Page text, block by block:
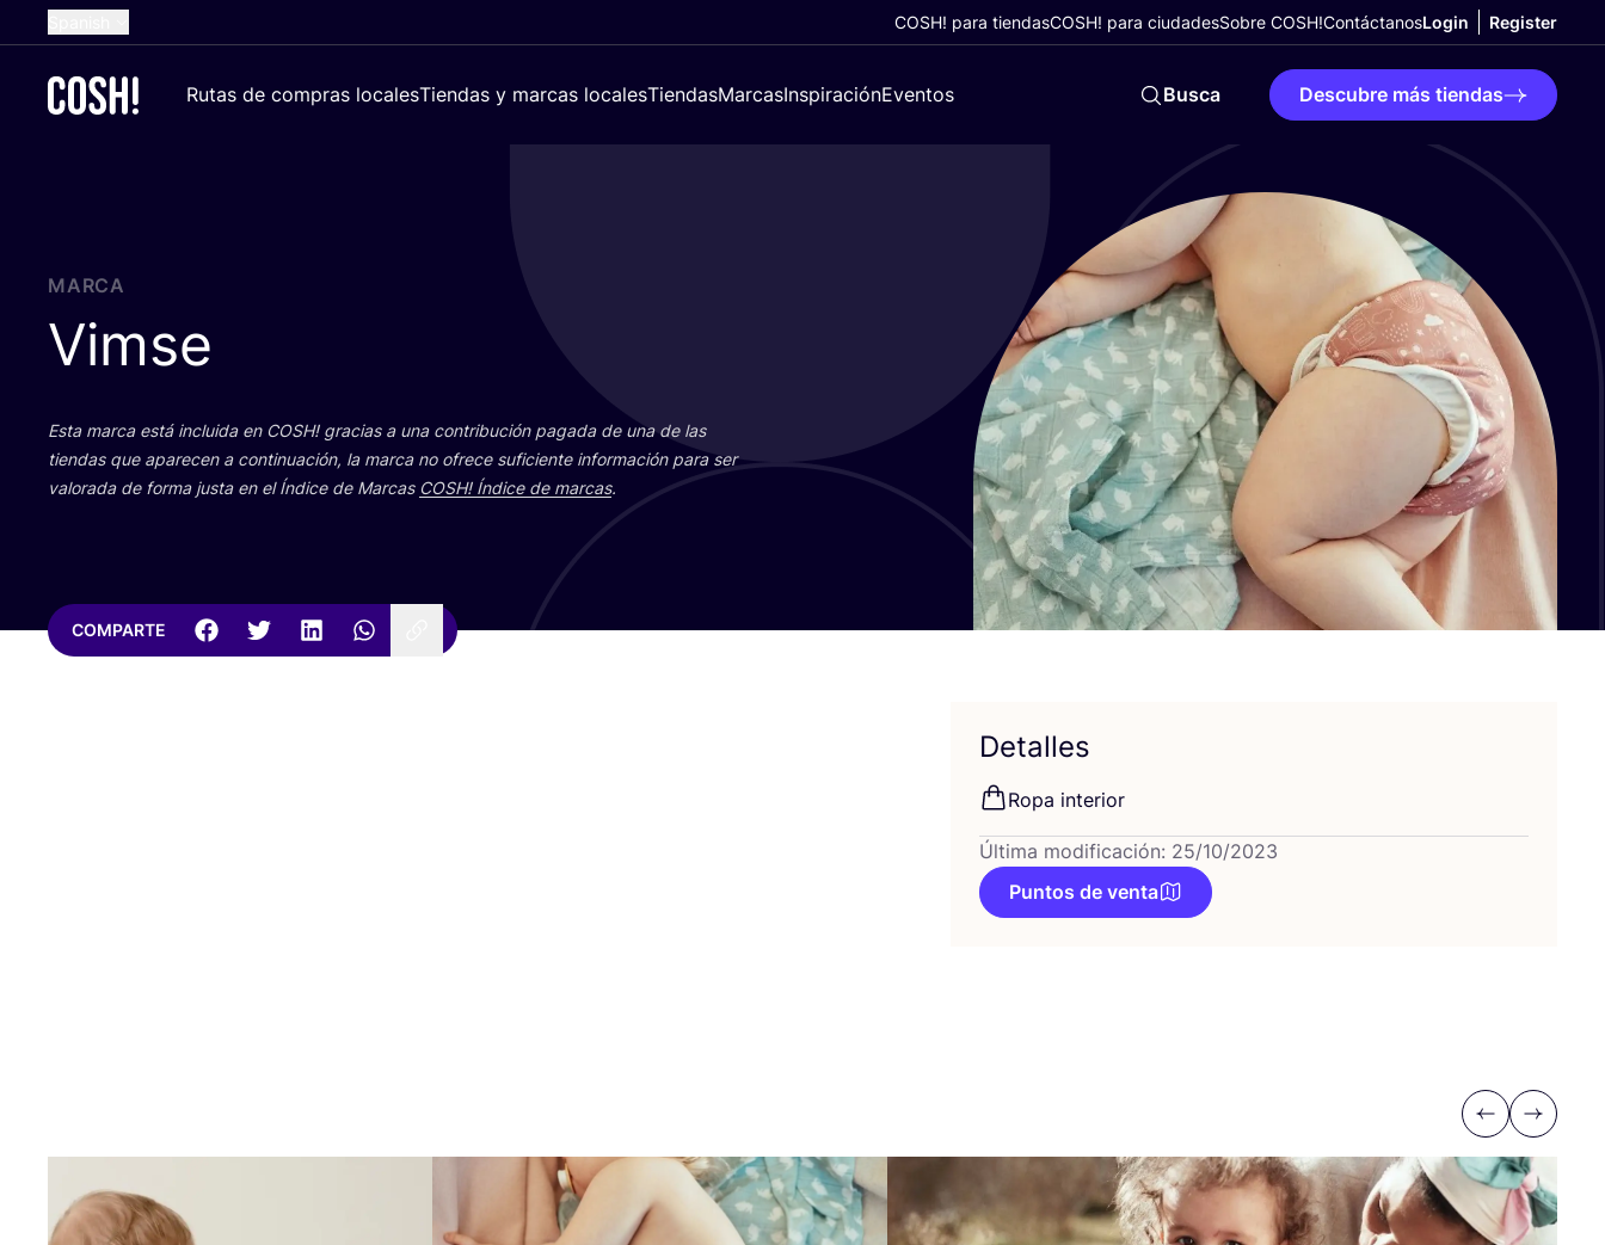
Dutch
COSH! para tiendasCOSH! para ciudadesSobre COSH!ContáctanosLogin Register
Rutas de compras localesTiendas y marcas localesTiendasMarcasInspiraciónEventos Busca Descubre más tiendas
MARCA
Vimse
Esta mar­ca está inclui­da en COSH! gra­cias a una con­tri­bu­ción paga­da de una de las
tien­das que apa­re­cen a con­ti­nua­ción, la mar­ca no ofre­ce sufi­cien­te infor­ma­ción para ser
valo­ra­da de for­ma jus­ta en el Índi­ce de Mar­cas COSH! Índi­ce de mar­cas.
COMPARTE
Detalles
Ropa inte­rior
Última modificación: 25/10/2023
Puntos de venta
Previous
Next